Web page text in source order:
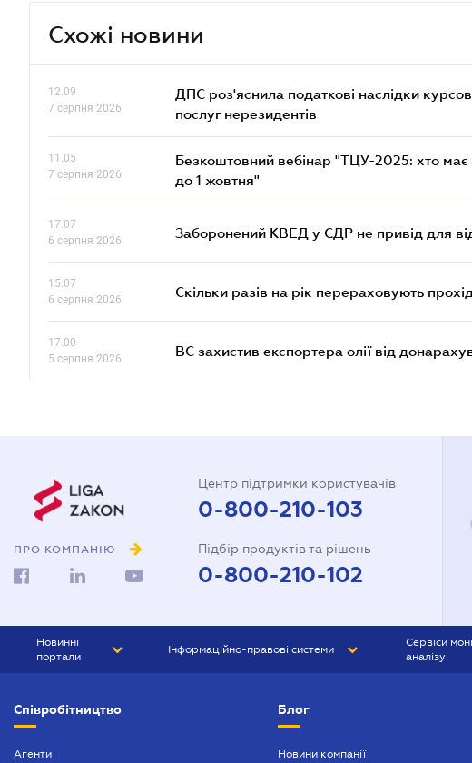
Схожі новини
12.09
7 серпня 2026
ДПС роз'яснила податкові наслідки
послуг нерезидентів
11.05
7 серпня 2026
Безкоштовний вебінар "ТЦУ-2025: хто має
до 1 жовтня"
17.07
6 серпня 2026
Заборонений КВЕД у ЄДР не привід для
15.07
6 серпня 2026
Скільки разів на рік перераховують
17.00
5 серпня 2026
ВС захистив експортера олії від
ПРО КОМПАНІЮ
Центр підтримки користувачів
0-800-210-103
Підбір продуктів та рішень
0-800-210-102
Новинні
портали
БІЗНЕС
Інформаційно-правові системи
Сервіси
аналізу
Співробітництво
Агенти
Блог
Новини компанії